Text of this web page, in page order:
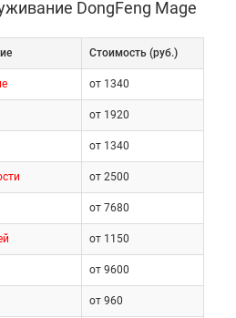
DongFeng Mage
Cтоимость (руб.)
от 1340
от 1920
от 1340
от 2500
от 7680
от 1150
от 9600
от 960